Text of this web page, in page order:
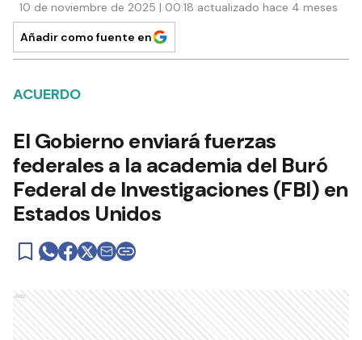
10 de noviembre de 2025 | 00:18 actualizado hace 4 meses
Añadir como fuente en
ACUERDO
El Gobierno enviará fuerzas
federales a la academia del Buró
Federal de Investigaciones (FBI) en
Estados Unidos
Ads